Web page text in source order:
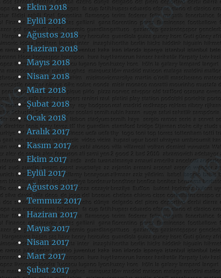
Ekim 2018
Eylül 2018
Ağustos 2018
Haziran 2018
Mayıs 2018
Nisan 2018
Mart 2018
Şubat 2018
Ocak 2018
Aralık 2017
Kasım 2017
Ekim 2017
Eylül 2017
Ağustos 2017
Temmuz 2017
Haziran 2017
Mayıs 2017
Nisan 2017
Mart 2017
Şubat 2017